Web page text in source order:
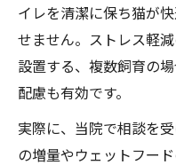
イレを清潔に保ち猫が
せません。ストレス軽
設置する、複数飼育の
配慮も有効です。
実際に、当院で相談を
の増量やウェットフー